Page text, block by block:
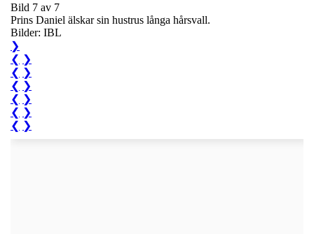
Bild 7 av 7
Prins Daniel älskar sin hustrus långa hårsvall.
Bilder: IBL
❯
❮ ❯
❮ ❯
❮ ❯
❮ ❯
❮ ❯
❮ ❯